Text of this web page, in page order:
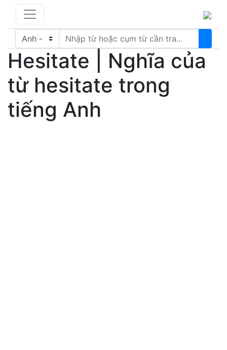
Hesitate | Nghĩa của
từ hesitate trong
tiếng Anh